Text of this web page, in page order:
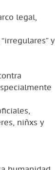
legal,
y
niñxs y